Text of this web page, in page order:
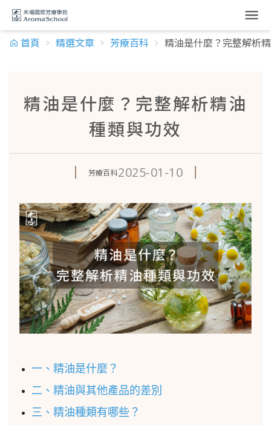
跳到主要內容
首頁 精選文章 芳療百科 精油是什麼？完整解析
精油是什麼？完整解析精油
種類與功效
芳療百科2025-01-10
一、精油是什麼？
二、精油與其他產品的差別
三、精油種類有哪些？